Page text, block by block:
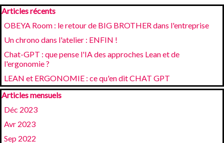
Sauter le bloc Articles récents
Articles récents
OBEYA Room : le retour de BIG BROTHER dans l'entreprise
Un chrono dans l'atelier : ENFIN !
Chat-GPT : que pense l'IA des approches Lean et de
l'ergonomie ?
LEAN et ERGONOMIE : ce qu'en dit CHAT GPT
Sauter le bloc Articles mensuels
Articles mensuels
Déc 2023
Avr 2023
Sep 2022